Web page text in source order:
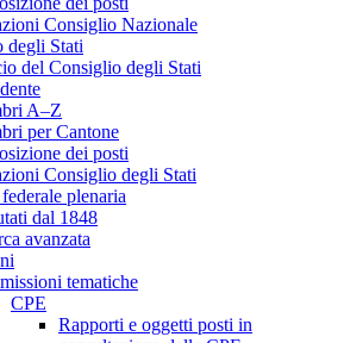
Consiglio Nazionale
degli Stati
del Consiglio degli Stati
A–Z
per Cantone
dei posti
Consiglio degli Stati
plenaria
dal 1848
avanzata
tematiche
CPE
Rapporti e oggetti posti in